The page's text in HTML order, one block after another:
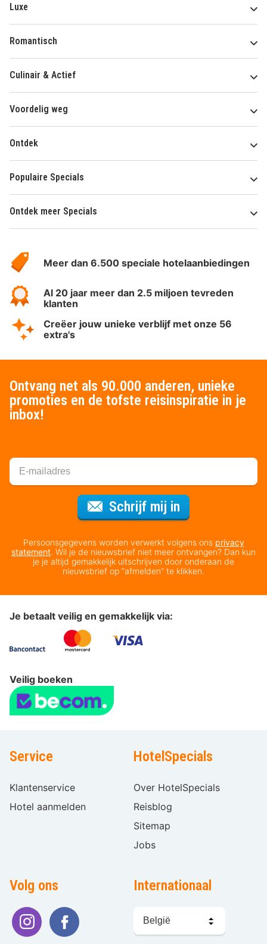
Luxe
Romantisch
Culinair & Actief
Voordelig weg
Ontdek
Populaire Specials
Ontdek meer Specials
HotelSpecials
Meer dan 6.500 speciale hotelaanbiedingen
Al 20 jaar meer dan 2.5 miljoen tevreden
klanten
Creëer jouw unieke verblijf met onze 56
extra's
Ontvang net als 90.000 anderen, unieke
promoties en de tofste reisinspiratie in je
inbox!
Schrijf mij in
Persoonsgegevens worden verwerkt volgens ons privacy
statement. Wil je de nieuwsbrief niet meer ontvangen? Dan kun
je je altijd gemakkelijk uitschrijven door onderaan de
nieuwsbrief op “afmelden” te klikken.
Je betaalt veilig en gemakkelijk via:
Veilig boeken
Service
Klantenservice
Hotel aanmelden
HotelSpecials
Over HotelSpecials
Reisblog
Sitemap
Jobs
Volg ons Internationaal
kiezen